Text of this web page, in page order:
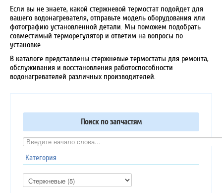
Если вы не знаете, какой стержневой термостат подойдет для
вашего водонагревателя, отправьте модель оборудования или
фотографию установленной детали. Мы поможем подобрать
совместимый терморегулятор и ответим на вопросы по
установке.
В каталоге представлены стержневые термостаты для ремонта,
обслуживания и восстановления работоспособности
водонагревателей различных производителей.
Поиск по запчастям
Категория